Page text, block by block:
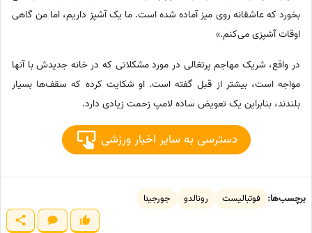
بخورد که عاشقانه روی میز آماده شده است. ما یک آشپز داریم، اما من گاهی
اوقات آشپزی می‌کنم.»
در واقع، شریک مهاجم پرتغالی در مورد مشکلاتی که در خانه جدیدش با آنها
مواجه است، بیشتر از قبل گفته است. او شکایت کرده که سقف‌ها بسیار
بلندند، بنابراین یک تعویض ساده لامپ زحمت زیادی دارد.
دسترسی به سایر اخبار ورزشی
برچسب‌ها: فوتبالیست رونالدو جورجینا